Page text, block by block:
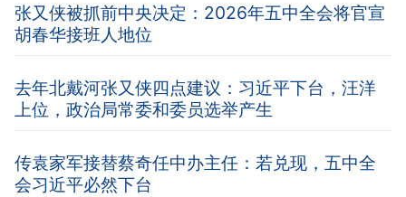
张又侠被抓前中央决定：2026年五中全会将官宣
胡春华接班人地位
去年北戴河张又侠四点建议：习近平下台，汪洋
上位，政治局常委和委员选举产生
传袁家军接替蔡奇任中办主任：若兑现，五中全
会习近平必然下台